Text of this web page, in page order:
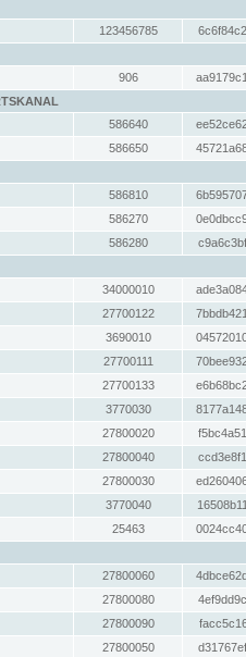
123456785
906
586640
586650
586810
586270
586280
34000010
27700122
3690010
27700111
27700133
3770030
27800020
27800040
27800030
3770040
25463
27800060
27800080
27800090
27800050